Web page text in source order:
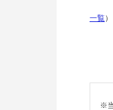
一覧）
※